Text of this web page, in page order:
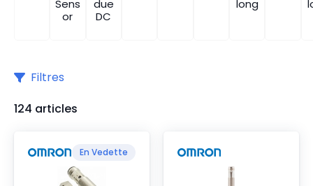
Sens
or
due
DC
long
Filtres
124 articles
En Vedette